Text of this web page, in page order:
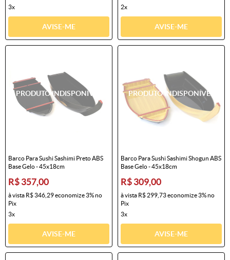
3x
AVISE-ME
2x
AVISE-ME
Barco Para Sushi Sashimi Preto ABS
Base Gelo - 45x18cm
R$ 357,00
à vista R$ 346,29economize3%no
Pix
3x
AVISE-ME
Barco Para Sushi Sashimi Shogun ABS
Base Gelo - 45x18cm
R$ 309,00
à vista R$ 299,73economize3%no
Pix
3x
AVISE-ME